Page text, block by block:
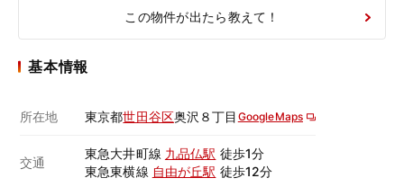
この物件が出たら教えて！
基本情報
所在地 東京都世田谷区奥沢８丁目 GoogleMaps
交通
東急大井町線 九品仏駅 徒歩1分
東急東横線 自由が丘駅 徒歩12分